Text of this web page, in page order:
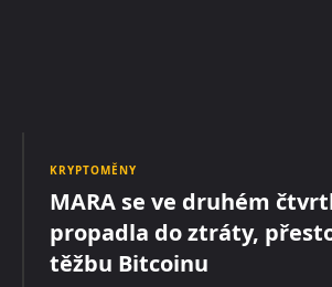
KRYPTOMĚNY
MARA se ve druhém
propadla do ztráty,
těžbu Bitcoinu